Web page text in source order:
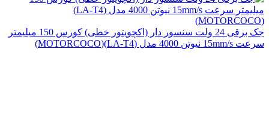
جک برقی 24 ولت سنسور دار (اکچویتور خطی) کورس 150 میلیمتر
سرعت 15mm/s نیوتن 4000 مدل (LA-T4)(MOTORCOCO)